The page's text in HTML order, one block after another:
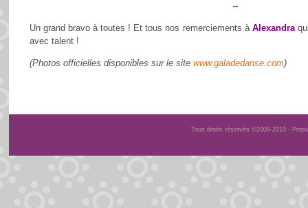
–
Un grand bravo à toutes ! Et tous nos remerciements à Alexandra
avec talent !
(Photos officielles disponibles sur le site www.galadedanse.com)
Tous droits réservés ©2009-2010 -